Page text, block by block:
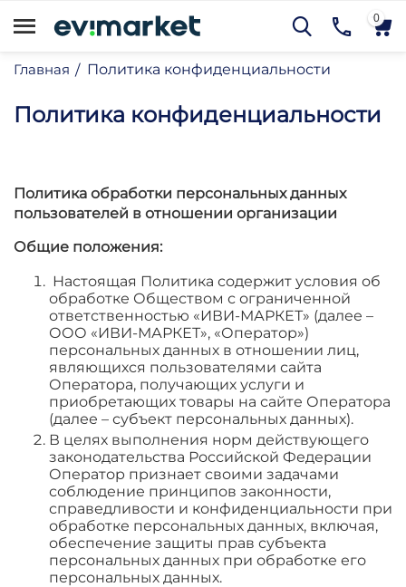
0
Главная / Политика конфиденциальности
Политика конфиденциальности
Политика обработки персональных данных
пользователей в отношении организации
Общие положения:
Настоящая Политика содержит условия об
обработке Обществом с ограниченной
ответственностью «ИВИ-МАРКЕТ» (далее –
ООО «ИВИ-МАРКЕТ», «Оператор»)
персональных данных в отношении лиц,
являющихся пользователями сайта
Оператора, получающих услуги и
приобретающих товары на сайте Оператора
(далее – субъект персональных данных).
В целях выполнения норм действующего
законодательства Российской Федерации
Оператор признает своими задачами
соблюдение принципов законности,
справедливости и конфиденциальности при
обработке персональных данных, включая,
обеспечение защиты прав субъекта
персональных данных при обработке его
персональных данных.